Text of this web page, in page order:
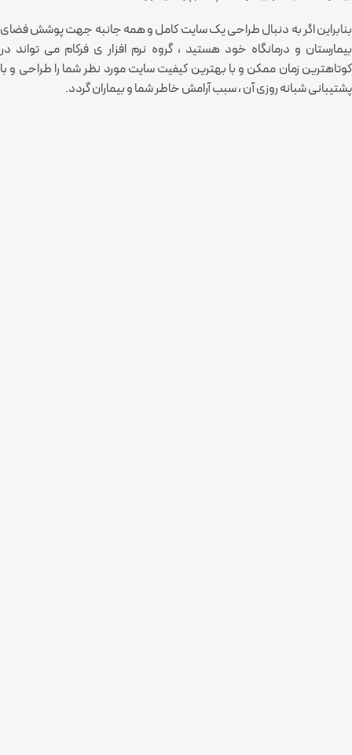
بنابراین اگر به دنبال طراحی یک سایت کامل و همه جانبه جهت پوشش فضای
بیمارستان و درمانگاه خود هستید ، گروه نرم افزار ی فرکام می تواند در
کوتاهترین زمان ممکن و با بهترین کیفیت سایت مورد نظر شما را طراحی و با
پشتیبانی شبانه روزی آن ، سبب آرامش خاطر شما و بیماران گردد.